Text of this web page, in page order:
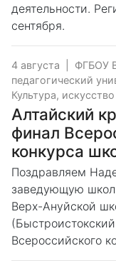
деятельности.
сентября.
4 августа
ФГБОУ
педагогический
Культура, искусство
Алтайский
финал
конкурса
Поздравляем
заведующую
Верх-Ануйской
Всероссийского